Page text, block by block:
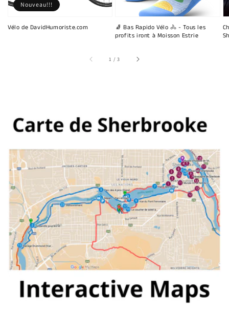
Vélo de DavidHumoriste.com
Nouveau!!!
🧦 Bas Rapido Vélo 🚴 - Tous les
profits iront à Moisson Estrie
1 /sur
3